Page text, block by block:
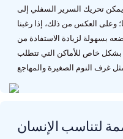
تحريك السرير السفلي إلى
وعلى العكس من ذلك، إذا رغبنا
بسهولة لزيادة الاستفادة من
بشكل خاص للأماكن التي تتطلب